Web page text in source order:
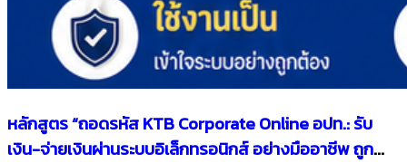
หลักสูตร “ถอดรหัส KTB Corporate Online อปท.: รับ
เงิน-จ่ายเงินผ่านระบบอิเล็กทรอนิกส์ อย่างมืออาชีพ ถูก